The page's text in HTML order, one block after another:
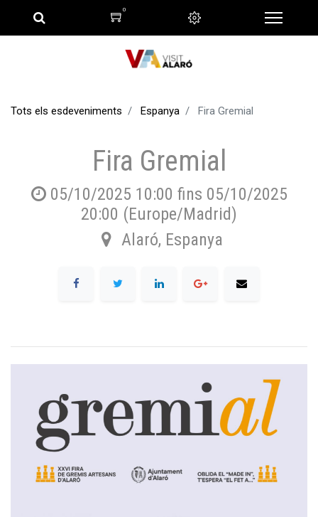
0
Tots els esdeveniments Espanya Fira Gremial
Fira Gremial
05/10/2025 10:00 fins 05/10/2025
20:00 (Europe/Madrid)
Alaró, Espanya